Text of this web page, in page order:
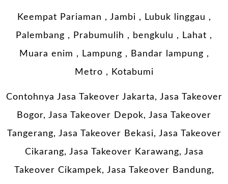
Keempat Pariaman , Jambi , Lubuk linggau ,
Palembang , Prabumulih , bengkulu , Lahat ,
Muara enim , Lampung , Bandar lampung ,
Metro , Kotabumi
Contohnya Jasa Takeover Jakarta, Jasa Takeover
Bogor, Jasa Takeover Depok, Jasa Takeover
Tangerang, Jasa Takeover Bekasi, Jasa Takeover
Cikarang, Jasa Takeover Karawang, Jasa
Takeover Cikampek, Jasa Takeover Bandung,